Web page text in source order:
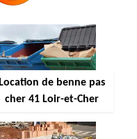
Location de benne pas
cher 41 Loir-et-Cher